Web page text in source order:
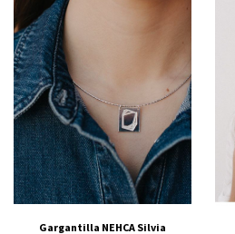
Gargantilla NEHCA Silvia